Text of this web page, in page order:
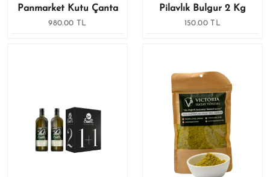
Panmarket Kutu Çanta
980.00 TL
Pilavlık Bulgur 2 Kg
150.00 TL